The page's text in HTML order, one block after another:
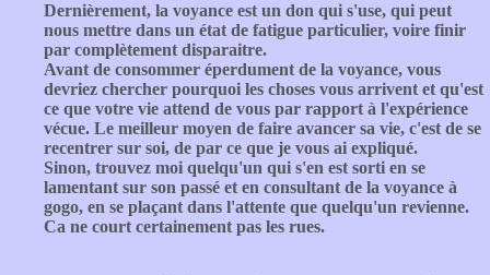
Dernièrement, la voyance est un don qui s'use, qui peut
nous mettre dans un état de fatigue particulier, voire finir
par complètement disparaitre.
Avant de consommer éperdument de la voyance, vous
devriez chercher pourquoi les choses vous arrivent et qu'est
ce que votre vie attend de vous par rapport à l'expérience
vécue. Le meilleur moyen de faire avancer sa vie, c'est de se
recentrer sur soi, de par ce que je vous ai expliqué.
Sinon, trouvez moi quelqu'un qui s'en est sorti en se
lamentant sur son passé et en consultant de la voyance à
gogo, en se plaçant dans l'attente que quelqu'un revienne.
Ca ne court certainement pas les rues.